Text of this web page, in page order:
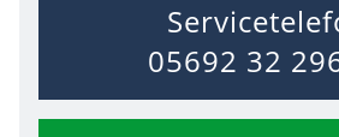
05692 32